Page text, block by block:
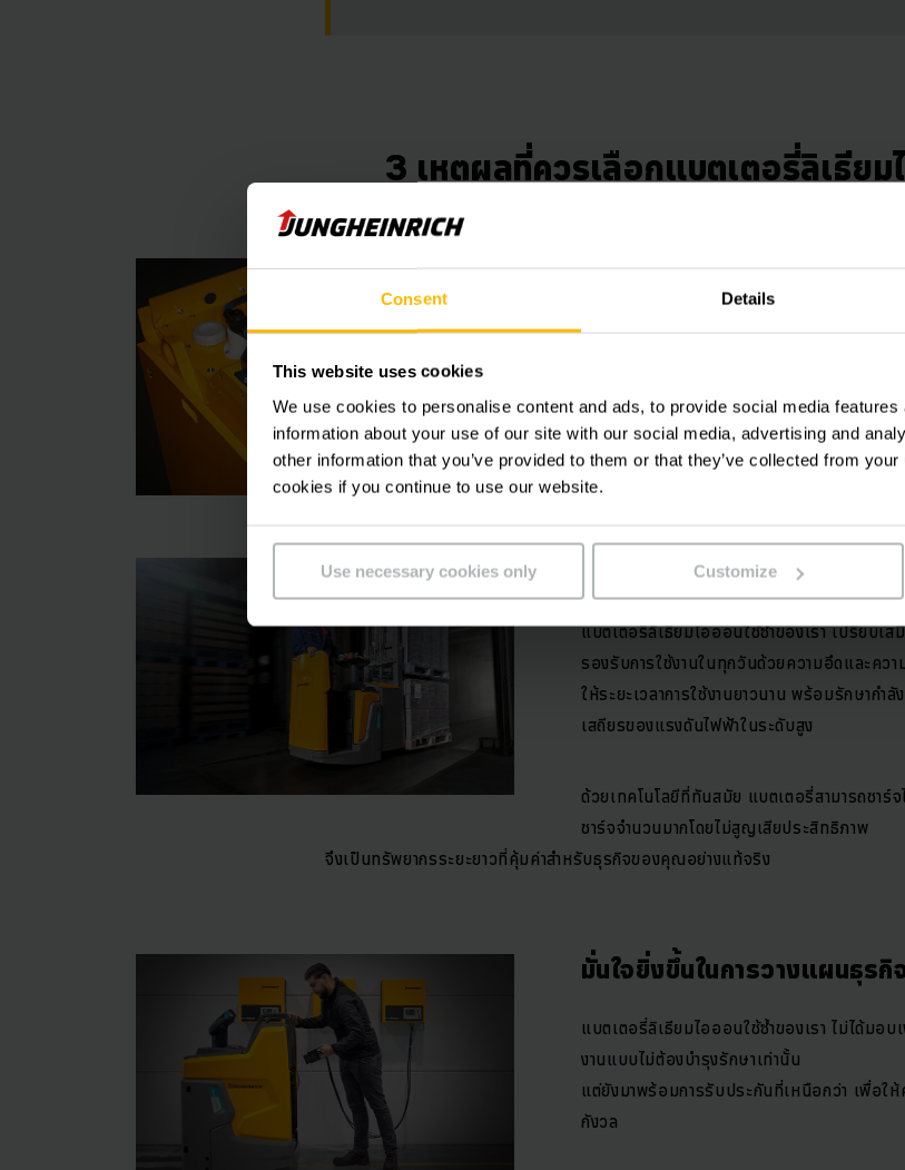
Consent Details
This website uses cookies
We use cookies to personalise content and ads, to provide social media
information about your use of our site with our social media, advertising and
other information that you’ve provided to them or that they’ve collected from
cookies if you continue to use our website.
Use necessary cookies only Customize
3 เหตุผลที่ควรเลือกแบตเตอรี่ลิเธียม
ยกระดับความปลอดภัยในการ
ความปลอดภัยคือสิ่งที่ไม่สามารถต่อรองได้ —
ด้วยเคมีเซลล์ลิเธียมเหล็กฟอสเฟต (Lithium
เสถียรสูง ผสานกับระบบจัดการแบตเตอรี่อัจ
System: BMS) จึงมอบความปลอดภัยในระดั
ทนทานสูง รองรับการใช้งานอ
แบตเตอรี่ลิเธียมไอออนใช้ซ้ำของเรา เปรียบ
รองรับการใช้งานในทุกวันด้วยความอึดและควา
ให้ระยะเวลาการใช้งานยาวนาน พร้อมรักษากำ
เสถียรของแรงดันไฟฟ้าในระดับสูง
ด้วยเทคโนโลยีที่ทันสมัย แบตเตอรี่สามารถชาร์
ชาร์จจำนวนมากโดยไม่สูญเสียประสิทธิภาพ
จึงเป็นทรัพยากรระยะยาวที่คุ้มค่าสำหรับธุรกิจของคุณอย่างแท้จริง
มั่นใจยิ่งขึ้นในการวางแผนธุร
แบตเตอรี่ลิเธียมไอออนใช้ซ้ำของเรา ไม่ได้มอ
งานแบบไม่ต้องบำรุงรักษาเท่านั้น
แต่ยังมาพร้อมการรับประกันที่เหนือกว่า เพื่อใ
กังวล